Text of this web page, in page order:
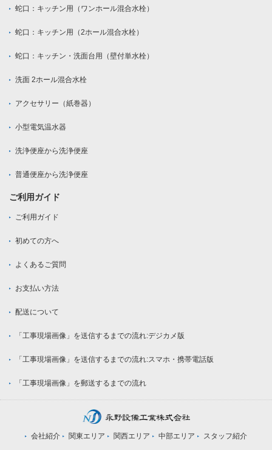
蛇口：キッチン用（ワンホール混合水栓）
蛇口：キッチン用（2ホール混合水栓）
蛇口：キッチン・洗面台用（壁付単水栓）
洗面 2ホール混合水栓
アクセサリー（紙巻器）
小型電気温水器
洗浄便座から洗浄便座
普通便座から洗浄便座
ご利用ガイド
ご利用ガイド
初めての方へ
よくあるご質問
お支払い方法
配送について
「工事現場画像」を送信するまでの流れ:デジカメ版
「工事現場画像」を送信するまでの流れ:スマホ・携帯電話版
「工事現場画像」を郵送するまでの流れ
会社紹介 関東エリア 関西エリア 中部エリア スタッフ紹介